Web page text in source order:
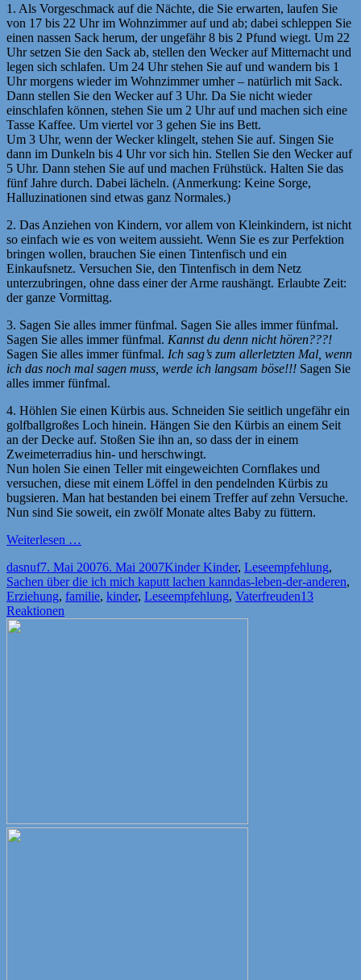
1. Als Vorgeschmack auf die Nächte, die Sie erwarten, laufen Sie
von 17 bis 22 Uhr im Wohnzimmer auf und ab; dabei schleppen Sie
einen nassen Sack herum, der ungefähr 8 bis 2 Pfund wiegt. Um 22
Uhr setzen Sie den Sack ab, stellen den Wecker auf Mitternacht und
legen sich schlafen. Um 24 Uhr stehen Sie auf und wandern bis 1
Uhr morgens wieder im Wohnzimmer umher – natürlich mit Sack.
Dann stellen Sie den Wecker auf 3 Uhr. Da Sie nicht wieder
einschlafen können, stehen Sie um 2 Uhr auf und machen sich eine
Tasse Kaffee. Um viertel vor 3 gehen Sie ins Bett.
Um 3 Uhr, wenn der Wecker klingelt, stehen Sie auf. Singen Sie
dann im Dunkeln bis 4 Uhr vor sich hin. Stellen Sie den Wecker auf
5 Uhr. Dann stehen Sie auf und machen Frühstück. Halten Sie das
fünf Jahre durch. Dabei lächeln. (Anmerkung: Keine Sorge,
Halluzinationen sind etwas ganz Normales.)
2. Das Anziehen von Kindern, vor allem von Kleinkindern, ist nicht
so einfach wie es von weitem aussieht. Wenn Sie es zur Perfektion
bringen wollen, brauchen Sie einen Tintenfisch und ein
Einkaufsnetz. Versuchen Sie, den Tintenfisch in dem Netz
unterzubringen, ohne dass einer der Arme raushängt. Erlaubte Zeit:
der ganze Vormittag.
3. Sagen Sie alles immer fünfmal. Sagen Sie alles immer fünfmal.
Sagen Sie alles immer fünfmal. Kannst du denn nicht hören???!
Sagen Sie alles immer fünfmal. Ich sag’s zum allerletzten Mal, wenn
ich das noch mal sagen muss, werde ich langsam böse!!! Sagen Sie
alles immer fünfmal.
4. Höhlen Sie einen Kürbis aus. Schneiden Sie seitlich ungefähr ein
golfballgroßes Loch hinein. Hängen Sie den Kürbis an einem Seit
an der Decke auf. Stoßen Sie ihn an, so dass der in einem
Zweimeterradius hin- und herschwingt.
Nun holen Sie einen Teller mit eingeweichten Cornflakes und
versuchen, diese mit einem Löffel in den pendelnden Kürbis zu
bugsieren. Man hat bestanden bei einem Treffer auf zehn Versuche.
Nun sind Sie soweit, ein zwölf Monate altes Baby zu füttern.
Weiterlesen …
Autor
dasnufVeröffentlicht
am
7. Mai 20076. Mai 2007Kategorien
Kinder Kinder, Leseempfehlung,
Sachen über die ich mich kaputt lachen kannSchlagwörter
das-leben-der-anderen,
Erziehung, familie, kinder, Leseempfehlung, Vaterfreuden13
Reaktionen